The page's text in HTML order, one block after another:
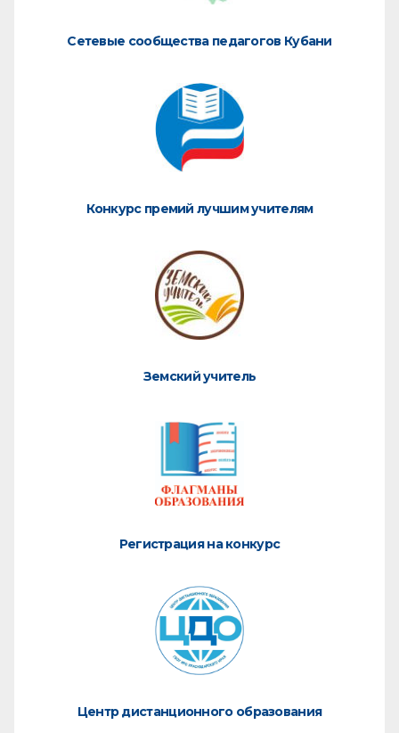
Сетевые сообщества педагогов Кубани
Конкурс премий лучшим учителям
Земский учитель
Регистрация на конкурс
Центр дистанционного образования